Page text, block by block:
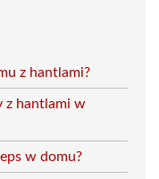
z hantlami?
z hantlami w
w domu?